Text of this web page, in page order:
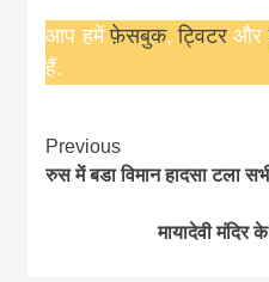
आप हमेंफ़ेसबुक,ट्विटरऔर
हैं.
Continue
Reading
Previous
रुस में बडा विमान हादसा टला
मायादेवी मंदिर